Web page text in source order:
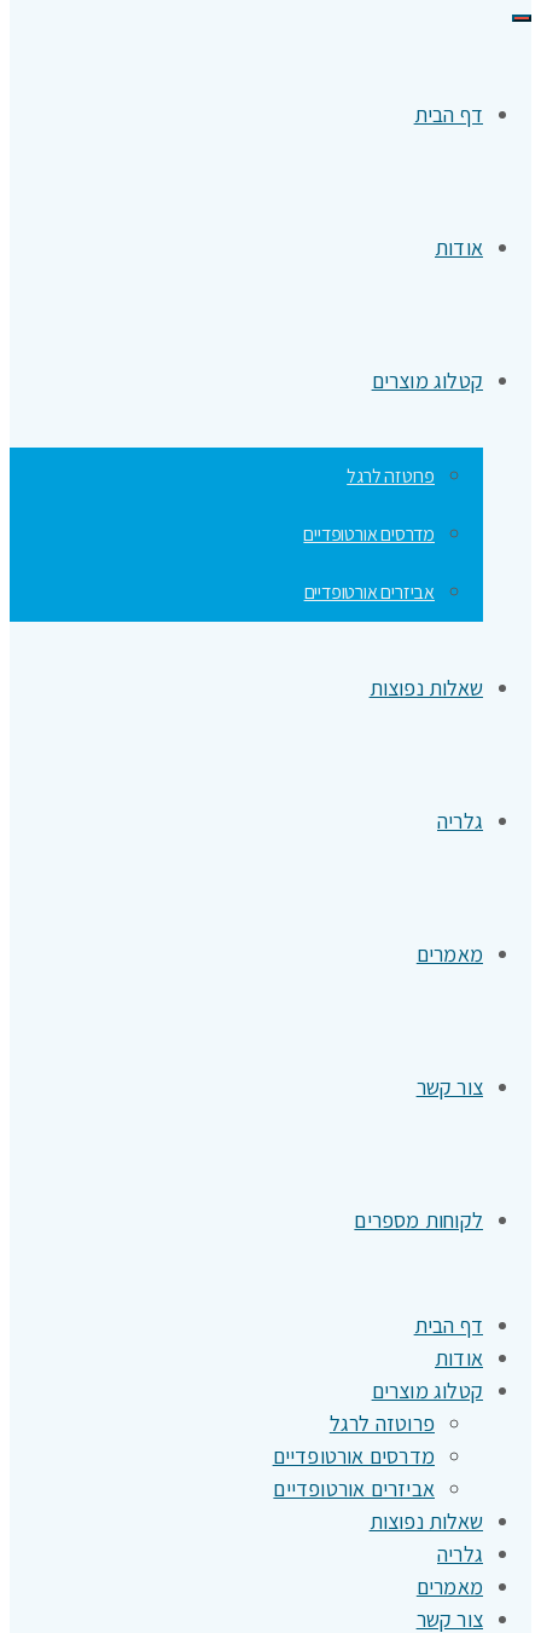
תפריט
דף הבית
אודות
קטלוג מוצרים
פרוטזה לרגל
מדרסים אורטופדיים
אביזרים אורטופדיים
שאלות נפוצות
גלריה
מאמרים
צור קשר
לקוחות מספרים
דף הבית
אודות
קטלוג מוצרים
פרוטזה לרגל
מדרסים אורטופדיים
אביזרים אורטופדיים
שאלות נפוצות
גלריה
מאמרים
צור קשר